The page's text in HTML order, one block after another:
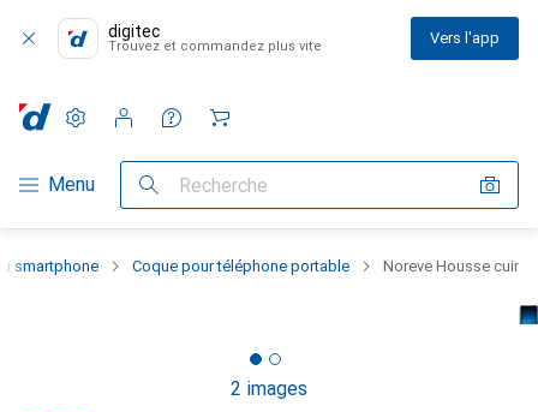
digitec
Trouvez et commandez plus vite Vers l'app
Navigation par catégorie
Menu Recherche
Paramètres
Compte client
Listes de comparaison
Listes d'envies
Panier
smartphone Coque pour téléphone portable Noreve Housse cuir
2 images